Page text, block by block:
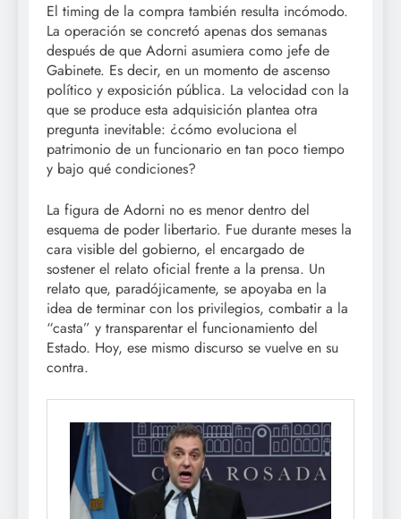
El timing de la compra también resulta incómodo.
La operación se concretó apenas dos semanas
después de que Adorni asumiera como jefe de
Gabinete. Es decir, en un momento de ascenso
político y exposición pública. La velocidad con la
que se produce esta adquisición plantea otra
pregunta inevitable: ¿cómo evoluciona el
patrimonio de un funcionario en tan poco tiempo
y bajo qué condiciones?
La figura de Adorni no es menor dentro del
esquema de poder libertario. Fue durante meses la
cara visible del gobierno, el encargado de
sostener el relato oficial frente a la prensa. Un
relato que, paradójicamente, se apoyaba en la
idea de terminar con los privilegios, combatir a la
“casta” y transparentar el funcionamiento del
Estado. Hoy, ese mismo discurso se vuelve en su
contra.